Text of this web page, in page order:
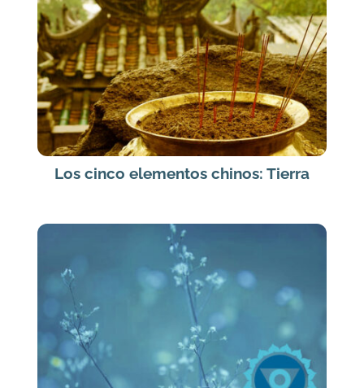
Los cinco elementos chinos: Tierra